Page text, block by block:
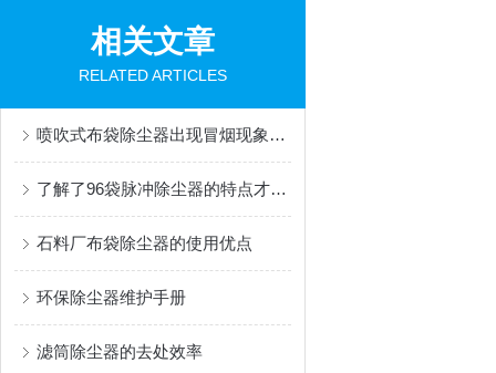
相关文章
RELATED ARTICLES
喷吹式布袋除尘器出现冒烟现象后的解决方法分享
了解了96袋脉冲除尘器的特点才能更好的使用它
石料厂布袋除尘器的使用优点
环保除尘器维护手册
滤筒除尘器的去处效率